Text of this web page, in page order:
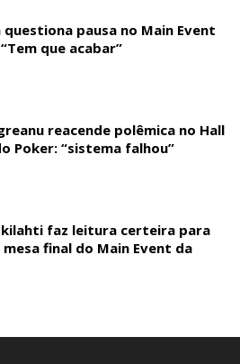
questiona pausa no Main Event
que acabar”
reacende polêmica no Hall
Poker: “sistema falhou”
faz leitura certeira para
final do Main Event da